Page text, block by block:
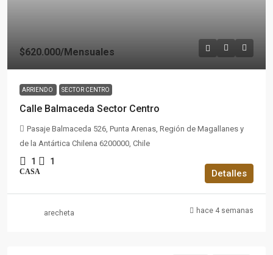
$620.000/Mensuales
ARRIENDO SECTOR CENTRO
Calle Balmaceda Sector Centro
Pasaje Balmaceda 526, Punta Arenas, Región de Magallanes y
de la Antártica Chilena 6200000, Chile
1 1
CASA Detalles
arecheta hace 4 semanas